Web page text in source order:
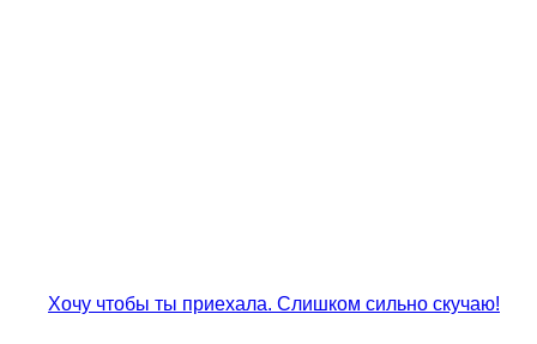
Хочу чтобы ты приехала. Слишком сильно скучаю!